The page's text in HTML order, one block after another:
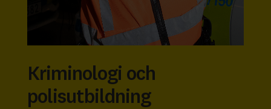
Kriminologi och
polisutbildning